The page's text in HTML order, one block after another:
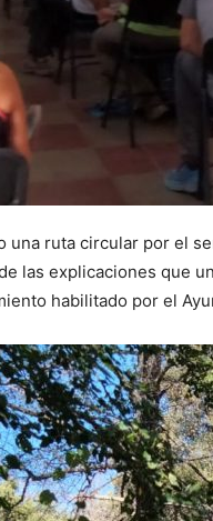
ruta circular por el
las explicaciones que
habilitado por el